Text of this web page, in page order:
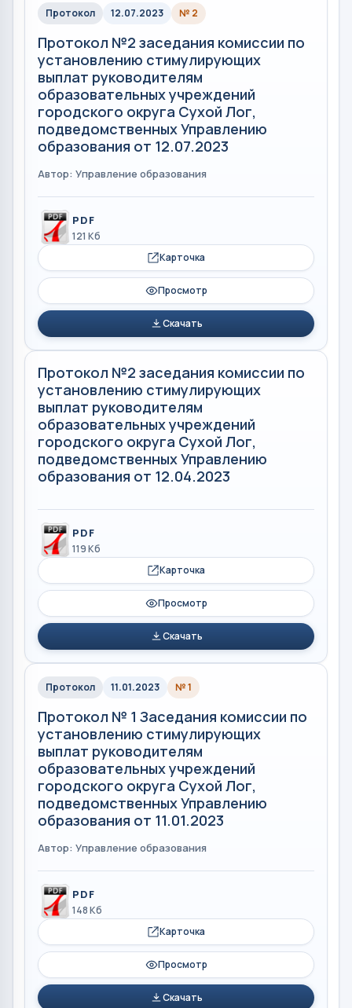
Протокол 12.07.2023 № 2
Протокол №2 заседания комиссии по
установлению стимулирующих
выплат руководителям
образовательных учреждений
городского округа Сухой Лог,
подведомственных Управлению
образования от 12.07.2023
Автор: Управление образования
PDF
121 Кб
Карточка
Просмотр
Скачать
Протокол №2 заседания комиссии по
установлению стимулирующих
выплат руководителям
образовательных учреждений
городского округа Сухой Лог,
подведомственных Управлению
образования от 12.04.2023
PDF
119 Кб
Карточка
Просмотр
Скачать
Протокол 11.01.2023 № 1
Протокол № 1 Заседания комиссии по
установлению стимулирующих
выплат руководителям
образовательных учреждений
городского округа Сухой Лог,
подведомственных Управлению
образования от 11.01.2023
Автор: Управление образования
PDF
148 Кб
Карточка
Просмотр
Скачать